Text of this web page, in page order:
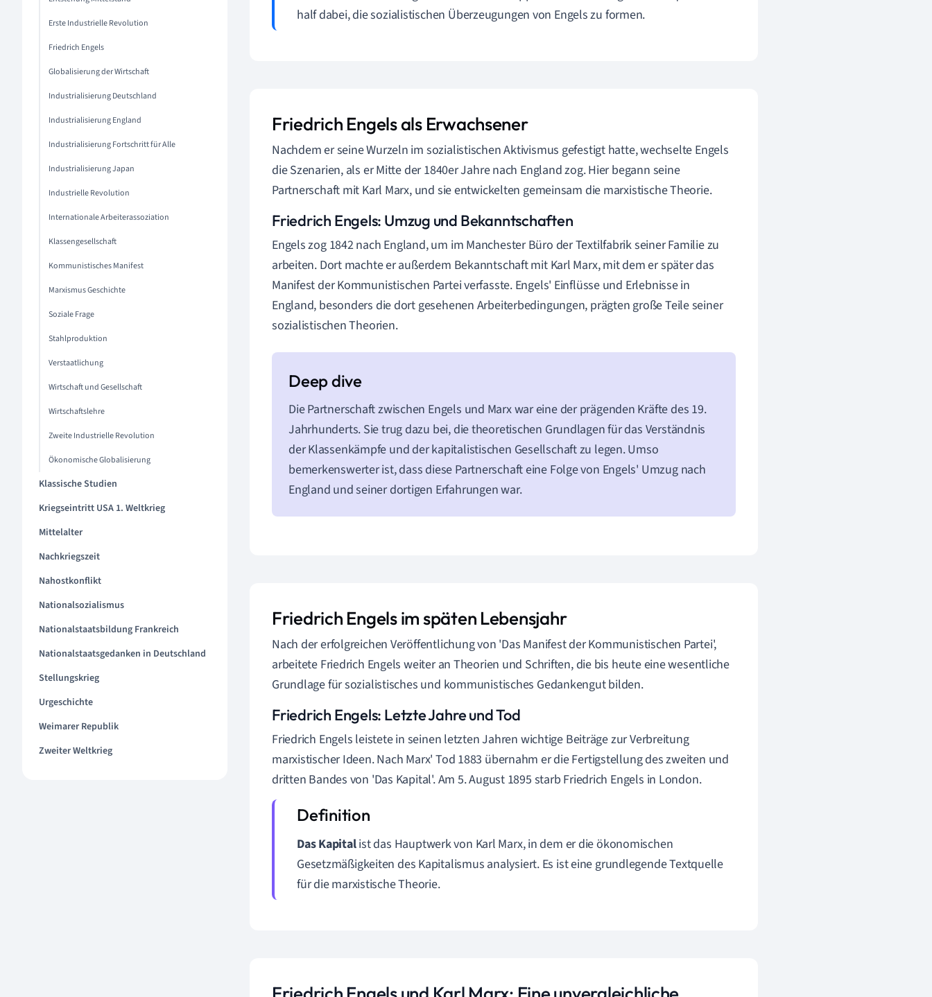
Erste Industrielle Revolution
Friedrich Engels
Globalisierung der Wirtschaft
Industrialisierung Deutschland
Industrialisierung England
Industrialisierung Fortschritt für Alle
Industrialisierung Japan
Industrielle Revolution
Internationale Arbeiterassoziation
Klassengesellschaft
Kommunistisches Manifest
Marxismus Geschichte
Soziale Frage
Stahlproduktion
Verstaatlichung
Wirtschaft und Gesellschaft
Wirtschaftslehre
Zweite Industrielle Revolution
Ökonomische Globalisierung
Klassische Studien
Kriegseintritt USA 1. Weltkrieg
Mittelalter
Nachkriegszeit
Nahostkonflikt
Nationalsozialismus
Nationalstaatsbildung Frankreich
Nationalstaatsgedanken in Deutschland
Stellungskrieg
Urgeschichte
Weimarer Republik
Zweiter Weltkrieg
half dabei, die sozialistischen Überzeugungen von Engels zu formen.
Friedrich Engels als Erwachsener
Nachdem er seine Wurzeln im sozialistischen Aktivismus gefestigt hatte, wechselte Engels
die Szenarien, als er Mitte der 1840er Jahre nach England zog. Hier begann seine
Partnerschaft mit Karl Marx, und sie entwickelten gemeinsam die marxistische Theorie.
Friedrich Engels: Umzug und Bekanntschaften
Engels zog 1842 nach England, um im Manchester Büro der Textilfabrik seiner Familie zu
arbeiten. Dort machte er außerdem Bekanntschaft mit Karl Marx, mit dem er später das
Manifest der Kommunistischen Partei verfasste. Engels' Einflüsse und Erlebnisse in
England, besonders die dort gesehenen Arbeiterbedingungen, prägten große Teile seiner
sozialistischen Theorien.
Die Partnerschaft zwischen Engels und Marx war eine der prägenden Kräfte des 19.
Jahrhunderts. Sie trug dazu bei, die theoretischen Grundlagen für das Verständnis
der Klassenkämpfe und der kapitalistischen Gesellschaft zu legen. Umso
bemerkenswerter ist, dass diese Partnerschaft eine Folge von Engels' Umzug nach
England und seiner dortigen Erfahrungen war.
Friedrich Engels im späten Lebensjahr
Nach der erfolgreichen Veröffentlichung von 'Das Manifest der Kommunistischen Partei',
arbeitete Friedrich Engels weiter an Theorien und Schriften, die bis heute eine wesentliche
Grundlage für sozialistisches und kommunistisches Gedankengut bilden.
Friedrich Engels: Letzte Jahre und Tod
Friedrich Engels leistete in seinen letzten Jahren wichtige Beiträge zur Verbreitung
marxistischer Ideen. Nach Marx' Tod 1883 übernahm er die Fertigstellung des zweiten und
dritten Bandes von 'Das Kapital'. Am 5. August 1895 starb Friedrich Engels in London.
Das Kapitalist das Hauptwerk von Karl Marx, in dem er die ökonomischen
Gesetzmäßigkeiten des Kapitalismus analysiert. Es ist eine grundlegende Textquelle
für die marxistische Theorie.